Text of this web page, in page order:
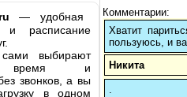
— удобная
и расписание
выбирают
время и
звонков, а вы
в одном
Комментарии:
Хватит
пользуюсь, и
Никита
.